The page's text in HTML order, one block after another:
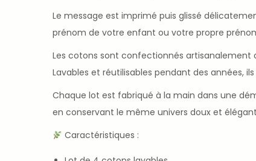
Le message est imprimé puis glissé
prénom de votre enfant ou votre propre
Les cotons sont confectionnés artisanalement
Lavables et réutilisables pendant des années,
Chaque lot est fabriqué à la main dans une
en conservant le même univers doux et
Caractéristiques :